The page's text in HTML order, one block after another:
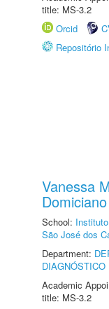
title: MS-3.2
Orcid
Repositório
Vanessa
Domiciano
School:
São José dos
Department:
DIAGNÓSTICO
Academic
title: MS-3.2